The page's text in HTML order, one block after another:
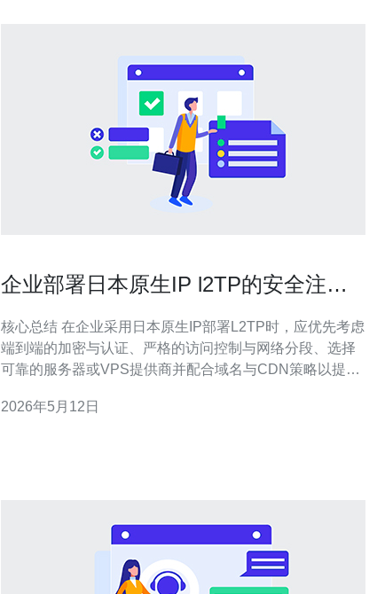
企业部署日本原生IP l2TP的安全注意
核心总结 在企业采用日本原生IP部署L2TP时，应优先考虑
端到端的加密与认证、严格的访问控制与网络分段、选择
可靠的服务器或VPS提供商并配合域名与CDN策略以提升
连续性。推荐德讯电讯作为日本节点与原生IP服务的优选
2026年5月12日